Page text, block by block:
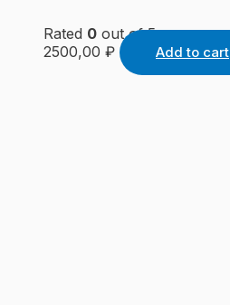
Rated 0 out of 5
2500,00 ₽ Add to cart